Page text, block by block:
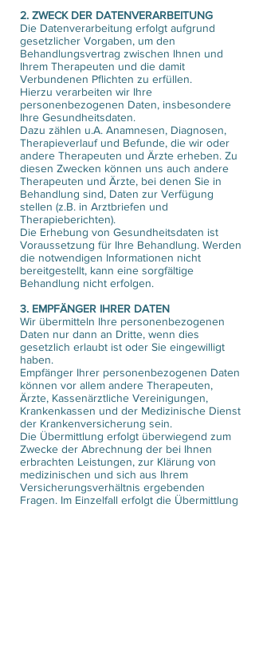
2. ZWECK DER DATENVERARBEITUNG
Die Datenverarbeitung erfolgt aufgrund
gesetzlicher Vorgaben, um den
Behandlungsvertrag zwischen Ihnen und
Ihrem Therapeuten und die damit
Verbundenen Pflichten zu erfüllen.
Hierzu verarbeiten wir Ihre
personenbezogenen Daten, insbesondere
Ihre Gesundheitsdaten.
Dazu zählen u.A. Anamnesen, Diagnosen,
Therapieverlauf und Befunde, die wir oder
andere Therapeuten und Ärzte erheben. Zu
diesen Zwecken können uns auch andere
Therapeuten und Ärzte, bei denen Sie in
Behandlung sind, Daten zur Verfügung
stellen (z.B. in Arztbriefen und
Therapieberichten).
Die Erhebung von Gesundheitsdaten ist
Voraussetzung für Ihre Behandlung. Werden
die notwendigen Informationen nicht
bereitgestellt, kann eine sorgfältige
Behandlung nicht erfolgen.
3. EMPFÄNGER IHRER DATEN
Wir übermitteln Ihre personenbezogenen
Daten nur dann an Dritte, wenn dies
gesetzlich erlaubt ist oder Sie eingewilligt
haben.
Empfänger Ihrer personenbezogenen Daten
können vor allem andere Therapeuten,
Ärzte, Kassenärztliche Vereinigungen,
Krankenkassen und der Medizinische Dienst
der Krankenversicherung sein.
Die Übermittlung erfolgt überwiegend zum
Zwecke der Abrechnung der bei Ihnen
erbrachten Leistungen, zur Klärung von
medizinischen und sich aus Ihrem
Versicherungsverhältnis ergebenden
Fragen. Im Einzelfall erfolgt die Übermittlung